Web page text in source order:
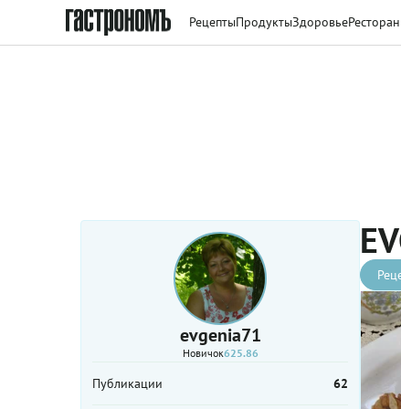
РецептыПродуктыЗдоровье
evgenia71
Новичок625.86
Публикации 62